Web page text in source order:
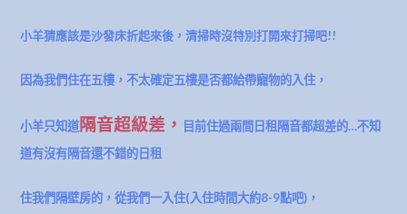
小羊猜應該是沙發床折起來後，清掃時沒特別打開來打掃吧!!
因為我們住在五樓，不太確定五樓是否都給帶寵物的入住，
小羊只知道隔音超級差，
目前住過兩間日租隔音都超差的…不知
道有沒有隔音還不錯的日租
住我們隔壁房的，從我們一入住(入住時間大約8-9點吧)，